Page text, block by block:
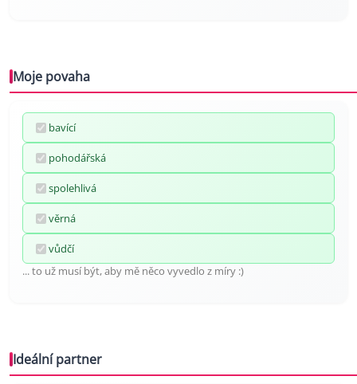
Moje povaha
bavící
pohodářská
spolehlivá
věrná
vůdčí
... to už musí být, aby mě něco vyvedlo z míry :)
Ideální partner